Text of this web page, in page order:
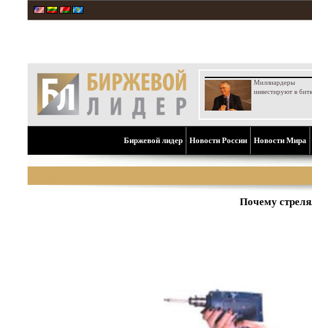
Миллиардеры
инвестируют в
Биржевой лидер Новости России Новости Мира
Почему